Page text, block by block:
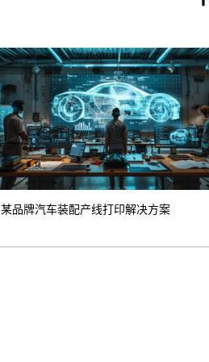
某品牌汽车装配产线打印解决方案